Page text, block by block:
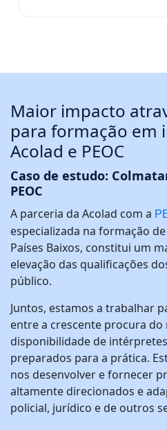
Maior impacto
para formação em
Acolad e PEOC
Caso de estudo:
PEOC
A parceria da Acolad com a
especializada na formação
Países Baixos, constitui um
elevação das qualificações
público.
Juntos, estamos a trabalhar
entre a crescente procura do
disponibilidade de
preparados para a prática.
nos desenvolver e fornecer
altamente direcionados e
policial, jurídico e de outros